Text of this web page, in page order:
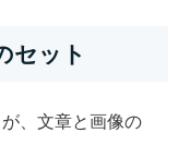
セット
、文章と画像の